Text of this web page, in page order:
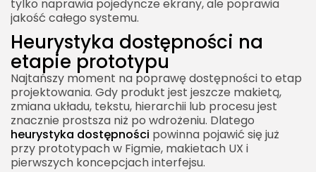
tylko naprawia pojedyncze ekrany, ale poprawia
jakość całego systemu.
Heurystyka dostępności na
etapie prototypu
Najtańszy moment na poprawę dostępności to etap
projektowania. Gdy produkt jest jeszcze makietą,
zmiana układu, tekstu, hierarchii lub procesu jest
znacznie prostsza niż po wdrożeniu. Dlatego
heurystyka dostępności powinna pojawić się już
przy prototypach w Figmie, makietach UX i
pierwszych koncepcjach interfejsu.